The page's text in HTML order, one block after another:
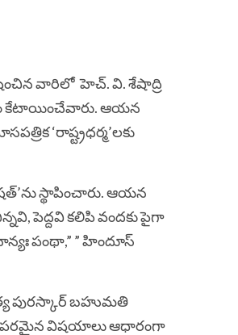
వారిలో హెచ్. వి. శేషాద్రి
కేటాయించేవారు. ఆయన
‘రాష్ట్రధర్మ’లకు
స్థాపించారు. ఆయన
పెద్దవి కలిపి వందకు పైగా
పంథా,” ” హిందూస్
పురస్కార్ బహుమతి
పరమైన విషయాలు ఆధారంగా